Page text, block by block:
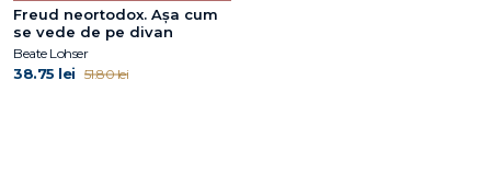
Freud neortodox. Așa cum
se vede de pe divan
Beate Lohser
38.75 lei 51.80 lei